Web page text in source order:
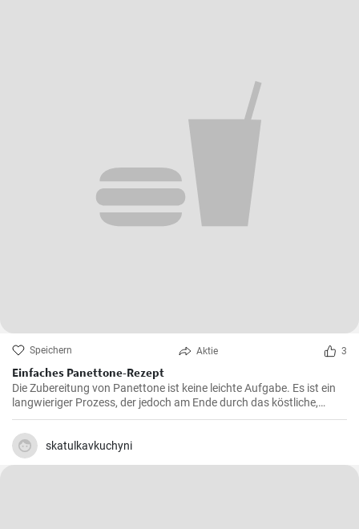
Speichern Aktie 3
Einfaches Panettone-Rezept
Die Zubereitung von Panettone ist keine leichte Aufgabe. Es ist ein
langwieriger Prozess, der jedoch am Ende durch das köstliche,
weiche und süße Ergebnis belohnt wird. Dieses traditionelle
italienische Brot ist besonders in der Weihnachtszeit beliebt, aber in
meiner Familie ist es eine Ganzjahresleckerei
skatulkavkuchyni